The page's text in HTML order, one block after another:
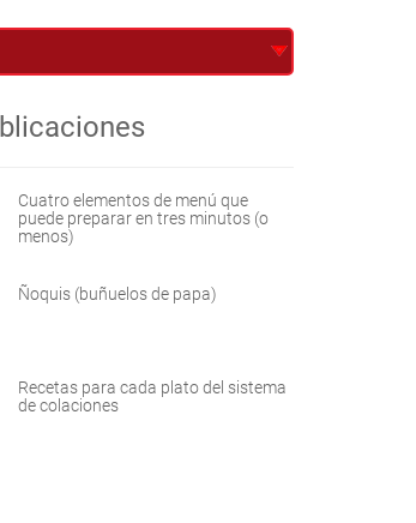
Cuatro elementos de menú que
puede preparar en tres minutos (o
menos)
Ñoquis (buñuelos de papa)
Recetas para cada plato del sistema
de colaciones